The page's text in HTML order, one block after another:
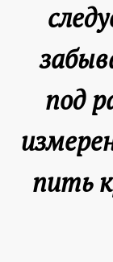
под
пить